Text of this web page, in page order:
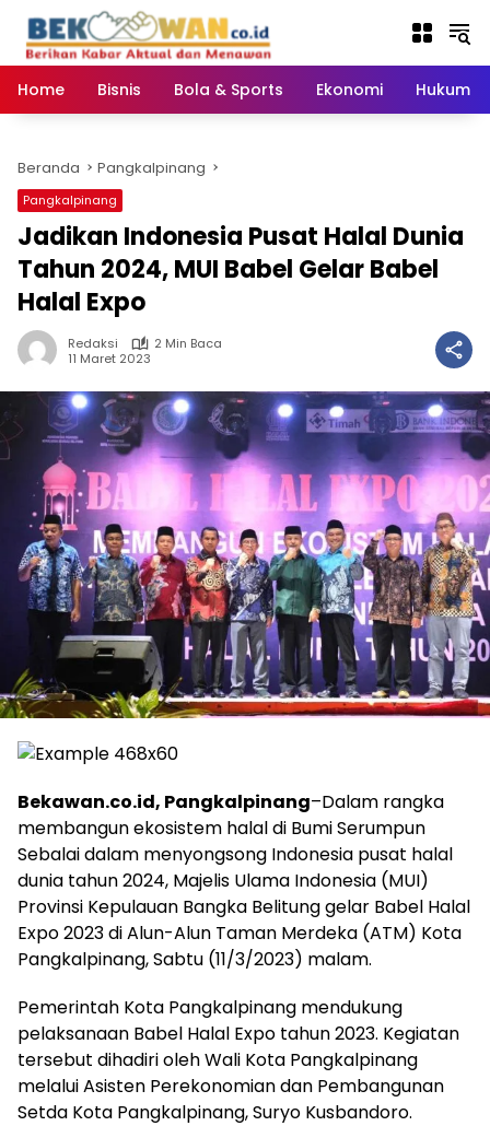
konten
Home
Bisnis Bola & Sports Ekonomi Hukum
Beranda Pangkalpinang
Pangkalpinang
Jadikan Indonesia Pusat Halal Dunia
Tahun 2024, MUI Babel Gelar Babel
Halal Expo
Redaksi
2 Min Baca
11 Maret 2023
Bekawan.co.id, Pangkalpinang–Dalam rangka
membangun ekosistem halal di Bumi Serumpun
Sebalai dalam menyongsong Indonesia pusat halal
dunia tahun 2024, Majelis Ulama Indonesia (MUI)
Provinsi Kepulauan Bangka Belitung gelar Babel Halal
Expo 2023 di Alun-Alun Taman Merdeka (ATM) Kota
Pangkalpinang, Sabtu (11/3/2023) malam.
Pemerintah Kota Pangkalpinang mendukung
pelaksanaan Babel Halal Expo tahun 2023. Kegiatan
tersebut dihadiri oleh Wali Kota Pangkalpinang
melalui Asisten Perekonomian dan Pembangunan
Setda Kota Pangkalpinang, Suryo Kusbandoro.